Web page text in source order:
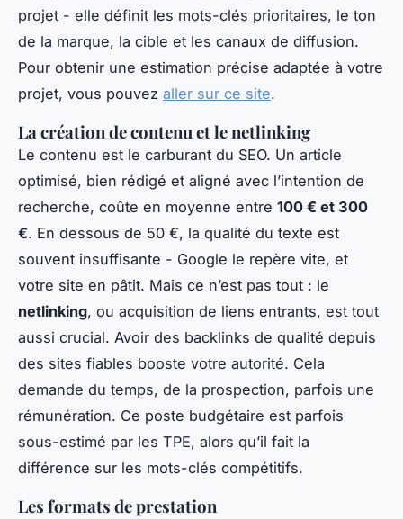
projet - elle définit les mots-clés prioritaires, le ton
de la marque, la cible et les canaux de diffusion.
Pour obtenir une estimation précise adaptée à votre
projet, vous pouvez aller sur ce site.
La création de contenu et le netlinking
Le contenu est le carburant du SEO. Un article
optimisé, bien rédigé et aligné avec l’intention de
recherche, coûte en moyenne entre 100 € et 300
€. En dessous de 50 €, la qualité du texte est
souvent insuffisante - Google le repère vite, et
votre site en pâtit. Mais ce n’est pas tout : le
netlinking, ou acquisition de liens entrants, est tout
aussi crucial. Avoir des backlinks de qualité depuis
des sites fiables booste votre autorité. Cela
demande du temps, de la prospection, parfois une
rémunération. Ce poste budgétaire est parfois
sous-estimé par les TPE, alors qu’il fait la
différence sur les mots-clés compétitifs.
Les formats de prestation